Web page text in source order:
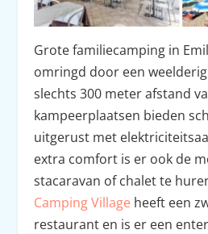
Grote familiecamping in
omringd door een
slechts 300 meter afstand
kampeerplaatsen bieden
uitgerust met
extra comfort is er ook de
stacaravan of chalet te
Camping Village heeft een
restaurant en is er een